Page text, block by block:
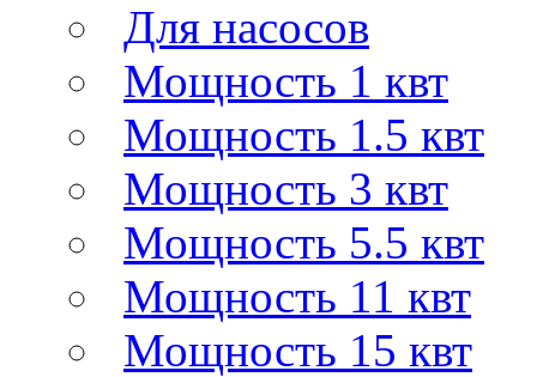
Для насосов
Мощность 1 квт
Мощность 1.5 квт
Мощность 3 квт
Мощность 5.5 квт
Мощность 11 квт
Мощность 15 квт